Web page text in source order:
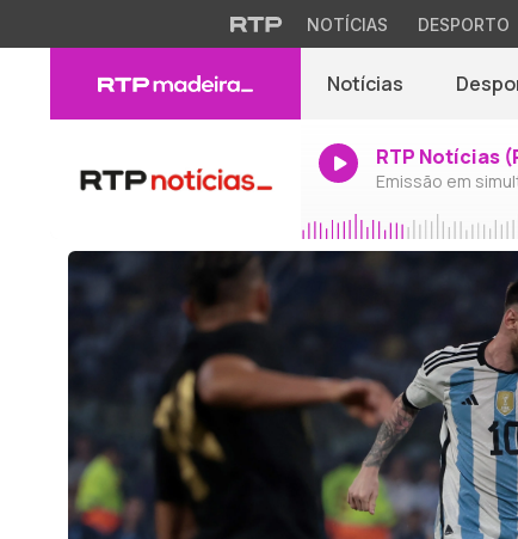
NOTÍCIAS DESPORTO
Notícias
RTP Notícias
Emissão em